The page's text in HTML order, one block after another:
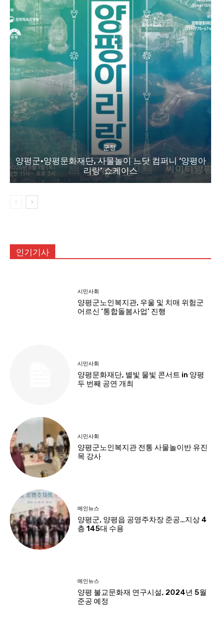
군정
양평군·양평문화재단, 사물놀이 느닷 컴퍼니 ‘양평아
리랑’ 쇼케이스
인기기사
시민사회
양평군노인복지관, 우울 및 치매 위험군
어르신 ‘통합돌봄사업’ 진행
시민사회
양평문화재단, 별빛 물빛 콘서트 in 양평
두 번째 공연 개최
시민사회
양평군노인복지관 전통 사물놀이반 유진
목 강사
메인뉴스
양평군, 양평읍 공영주차장 준공…지상 4
층 145대 수용
메인뉴스
양평 불교문화재 연구시설, 2024년 5월
준공 예정